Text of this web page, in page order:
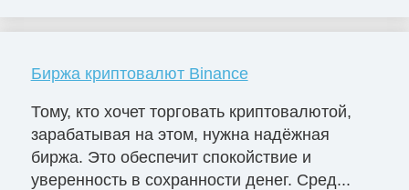
Биржа криптовалют Binance
Тому, кто хочет торговать криптовалютой,
зарабатывая на этом, нужна надёжная
биржа. Это обеспечит спокойствие и
уверенность в сохранности денег. Сред...